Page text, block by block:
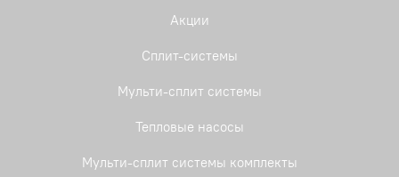
Акции
Сплит-системы
Мульти-сплит системы
Тепловые насосы
Мульти-сплит системы комплекты